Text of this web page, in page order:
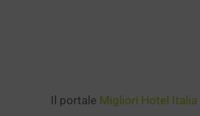
Il portale Migliori Hotel Italia